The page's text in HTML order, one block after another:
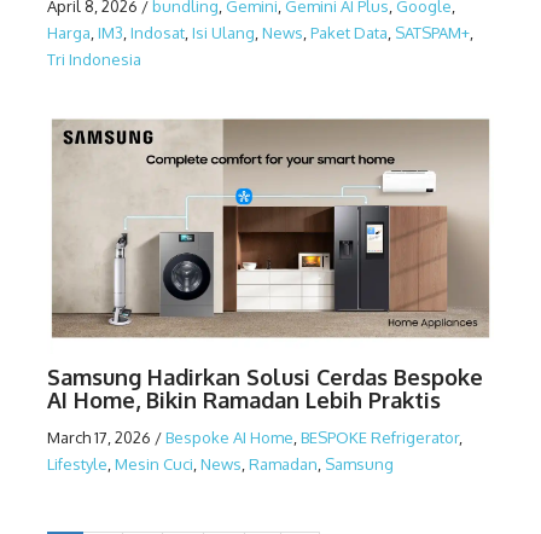
April 8, 2026 /bundling Gemini Gemini AI Plus Google
Harga IM3 Indosat Isi Ulang News Paket Data SATSPAM+
Tri Indonesia
Samsung Hadirkan Solusi Cerdas Bespoke
AI Home, Bikin Ramadan Lebih Praktis
March 17, 2026 /Bespoke AI Home BESPOKE Refrigerator,
Lifestyle Mesin Cuci News Ramadan Samsung